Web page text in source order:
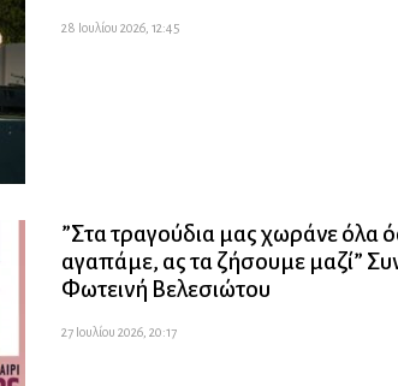
28 Ιουλίου 2026, 12:45
”Στα τραγούδια μας χωράνε όλα
αγαπάμε, ας τα ζήσουμε μαζί”
Φωτεινή Βελεσιώτου
27 Ιουλίου 2026, 20:17